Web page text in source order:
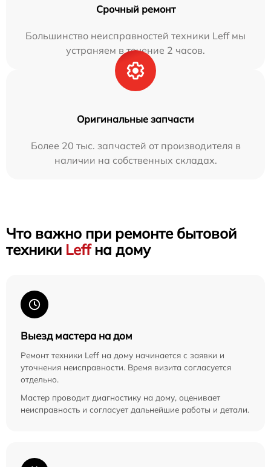
Срочный ремонт
Большинство неисправностей техники Leff мы
устраняем в течение 2 часов.
Оригинальные запчасти
Более 20 тыс. запчастей от производителя в
наличии на собственных складах.
Что важно при ремонте бытовой
техники Leffна дому
Выезд мастера на дом
Ремонт техники Leff на дому начинается с заявки и
уточнения неисправности. Время визита согласуется
отдельно.
Мастер проводит диагностику на дому, оценивает
неисправность и согласует дальнейшие работы и детали.